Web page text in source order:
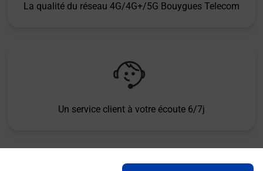
La qualité du réseau 4G/4G+/5G Bouygues Telecom
Un service client à votre écoute 6/7j